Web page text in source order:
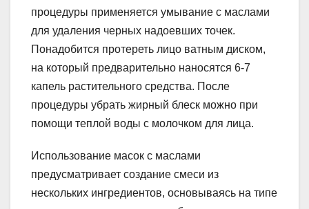
процедуры применяется умывание с маслами
для удаления черных надоевших точек.
Понадобится протереть лицо ватным диском,
на который предварительно наносятся 6-7
капель растительного средства. После
процедуры убрать жирный блеск можно при
помощи теплой воды с молочком для лица.
Использование масок с маслами
предусматривает создание смеси из
нескольких ингредиентов, основываясь на типе